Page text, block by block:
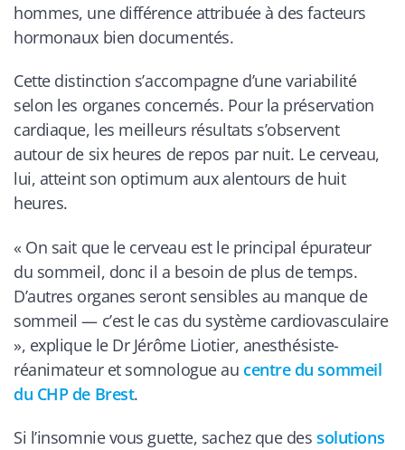
hommes, une différence attribuée à des facteurs
hormonaux bien documentés.
Cette distinction s’accompagne d’une variabilité
selon les organes concernés. Pour la préservation
cardiaque, les meilleurs résultats s’observent
autour de six heures de repos par nuit. Le cerveau,
lui, atteint son optimum aux alentours de huit
heures.
« On sait que le cerveau est le principal épurateur
du sommeil, donc il a besoin de plus de temps.
D’autres organes seront sensibles au manque de
sommeil — c’est le cas du système cardiovasculaire
», explique le Dr Jérôme Liotier, anesthésiste-
réanimateur et somnologue au centre du sommeil
du CHP de Brest.
Si l’insomnie vous guette, sachez que dessolutions